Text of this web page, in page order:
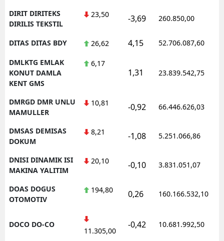
DIRIT DIRITEKS
DIRILIS TEKSTIL
23,50 -3,69 260.850,00
DITAS DITAS BDY 26,62 4,15 52.706.087,60
DMLKTG EMLAK
KONUT DAMLA
KENT GMS
6,17
1,31 23.839.542,75
DMRGD DMR UNLU
MAMULLER
10,81 -0,92 66.446.626,03
DMSAS DEMISAS
DOKUM
8,21 -1,08 5.251.066,86
DNISI DINAMIK ISI
MAKINA YALITIM
20,10 -0,10 3.831.051,07
DOAS DOGUS
OTOMOTIV
194,80 0,26 160.166.532,10
DOCO DO-CO
11.305,00
-0,42 10.681.992,50